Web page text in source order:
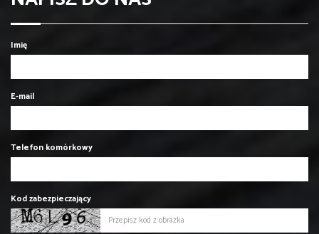
Imię
E-mail
Telefon komórkowy
Kod zabezpieczający